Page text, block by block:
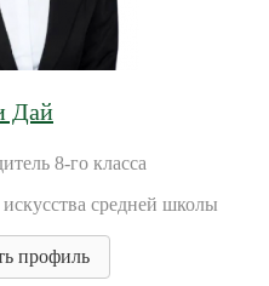
Дай
8-го класса
средней школы
профиль